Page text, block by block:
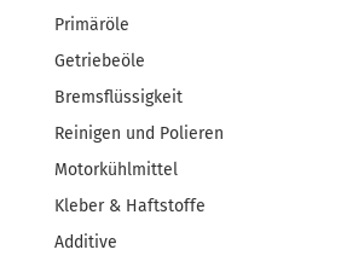
Primäröle
Getriebeöle
Bremsflüssigkeit
Reinigen und Polieren
Motorkühlmittel
Kleber & Haftstoffe
Additive